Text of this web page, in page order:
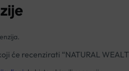
će recenzirati “NATURAL